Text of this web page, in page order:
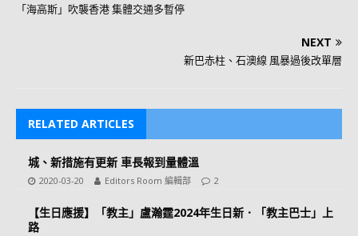
「海高斯」吹襲香港 集體交通多暫停
NEXT
新巴赤柱、石澳線 風暴過後改單層
RELATED ARTICLES
城、新措施有更新 車長報到量體溫
2020-03-20 Editors Room 編輯部 2
【生日應援】「教主」盧瀚霆2024年生日新．「教主巴士」上
路